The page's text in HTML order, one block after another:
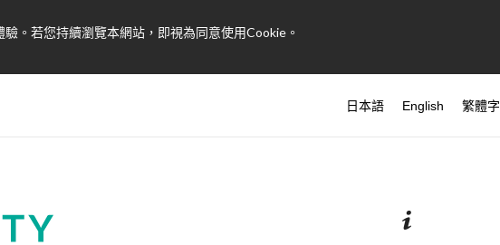
。若您持續瀏覽本網站，即視為同意使用Cookie。
日本語 English 繁體字